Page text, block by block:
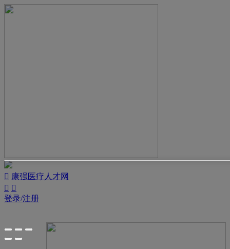
 康强医疗人才网
 
登录/注册